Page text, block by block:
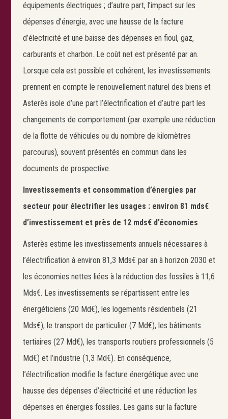
équipements électriques ; d’autre part, l’impact sur les
dépenses d’énergie, avec une hausse de la facture
d’électricité et une baisse des dépenses en fioul, gaz,
carburants et charbon. Le coût net est présenté par an.
Lorsque cela est possible et cohérent, les investissements
prennent en compte le renouvellement naturel des biens et
Asterès isole d’une part l’électrification et d’autre part les
changements de comportement (par exemple une réduction
de la flotte de véhicules ou du nombre de kilomètres
parcourus), souvent présentés en commun dans les
documents de prospective.
Investissements et consommation d’énergies par
secteur pour électrifier les usages : environ 81 mds€
d’investissement et près de 12 mds€ d’économies
Asterès estime les investissements annuels nécessaires à
l’électrification à environ 81,3 Mds€ par an à horizon 2030 et
les économies nettes liées à la réduction des fossiles à 11,6
Mds€. Les investissements se répartissent entre les
énergéticiens (20 Md€), les logements résidentiels (21
Mds€), le transport de particulier (7 Md€), les bâtiments
tertiaires (27 Md€), les transports routiers professionnels (5
Md€) et l’industrie (1,3 Md€). En conséquence,
l’électrification modifie la facture énergétique avec une
hausse des dépenses d’électricité et une réduction les
dépenses en énergies fossiles. Les gains sur la facture